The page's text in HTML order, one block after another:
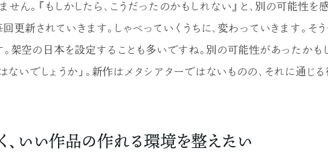
ん。『もしかしたら、こうだったのかもしれない』と、別の可能性を
更新されていきます。しゃべっていくうちに、変わっていきます。そ
架空の日本を設定することも多いですね。別の可能性があったかも
ないでしょうか」。新作はメタシアターではないものの、それに通じ
、いい作品の作れる環境を整えたい